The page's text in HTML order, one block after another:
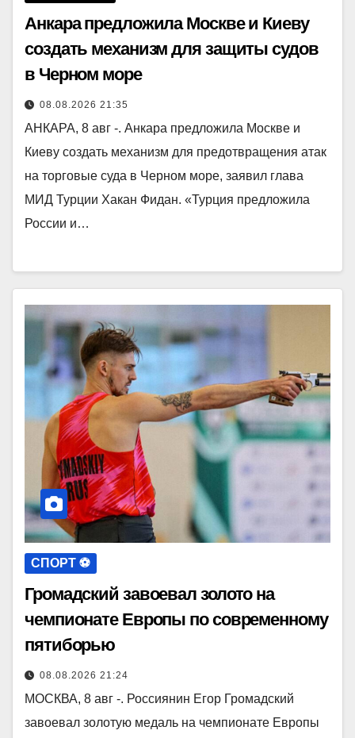
Анкара предложила Москве и Киеву
создать механизм для защиты судов
в Черном море
08.08.2026 21:35
АНКАРА, 8 авг -. Анкара предложила Москве и
Киеву создать механизм для предотвращения атак
на торговые суда в Черном море, заявил глава
МИД Турции Хакан Фидан. «Турция предложила
России и…
СПОРТ ⚽️
Громадский завоевал золото на
чемпионате Европы по современному
пятиборью
08.08.2026 21:24
МОСКВА, 8 авг -. Россиянин Егор Громадский
завоевал золотую медаль на чемпионате Европы